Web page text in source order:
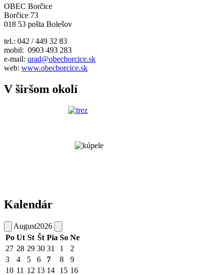
OBEC Borčice
Borčice 73
018 53 pošta Bolešov
tel.: 042 / 449 32 83
mobil: 0903 493 283
e-mail: urad@obecborcice.sk
web: www.obecborcice.sk
V širšom okolí
Kalendár
August2026
Po Ut St Št Pia So Ne
27 28 29 30 31 1
2
3
4 5 6 7 8
9
10 11 12 13 14 15 16